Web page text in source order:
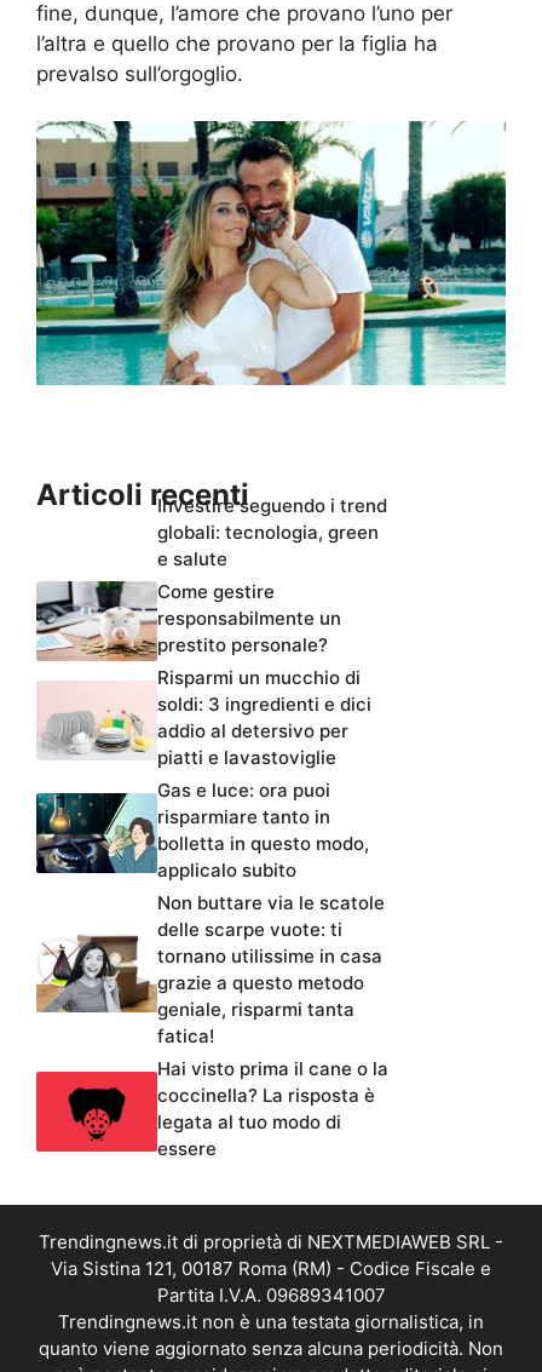
fine, dunque, l’amore che provano l’uno per
l’altra e quello che provano per la figlia ha
prevalso sull’orgoglio.
Articoli recentiInvestire seguendo i trend
globali: tecnologia, green
e salute
Come gestire
responsabilmente un
prestito personale?
Risparmi un mucchio di
soldi: 3 ingredienti e dici
addio al detersivo per
piatti e lavastoviglie
Gas e luce: ora puoi
risparmiare tanto in
bolletta in questo modo,
applicalo subito
Non buttare via le scatole
delle scarpe vuote: ti
tornano utilissime in casa
grazie a questo metodo
geniale, risparmi tanta
fatica!
Hai visto prima il cane o la
coccinella? La risposta è
legata al tuo modo di
essere
Trendingnews.it di proprietà di NEXTMEDIAWEB SRL -
Via Sistina 121, 00187 Roma (RM) - Codice Fiscale e
Partita I.V.A. 09689341007
Trendingnews.it non è una testata giornalistica, in
quanto viene aggiornato senza alcuna periodicità. Non